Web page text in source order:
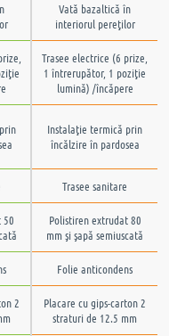
Vată bazaltică în
interiorul pereţilor
Trasee electrice (6 prize,
1 întrerupător, 1 poziţie
lumină) /încăpere
Instalaţie termică prin
încălzire în pardosea
Trasee sanitare
50
Polistiren extrudat 80
mm şi şapă semiuscată
Folie anticondens
2
Placare cu gips-carton 2
straturi de 12.5 mm